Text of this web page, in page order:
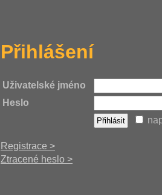
Přihlášení
Uživatelské jméno
Heslo
Registrace >
Ztracené heslo >